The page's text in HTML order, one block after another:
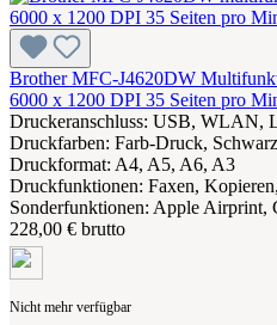
Brother MFC-J4620DW
6000 x 1200 DPI 35 Seiten pro
Druckeranschluss: USB, WLAN,
Druckfarben: Farb-Druck,
Druckformat: A4, A5, A6, A3
Druckfunktionen: Faxen,
Sonderfunktionen: Apple Airprint,
228,00 € brutto
Nicht mehr verfügbar